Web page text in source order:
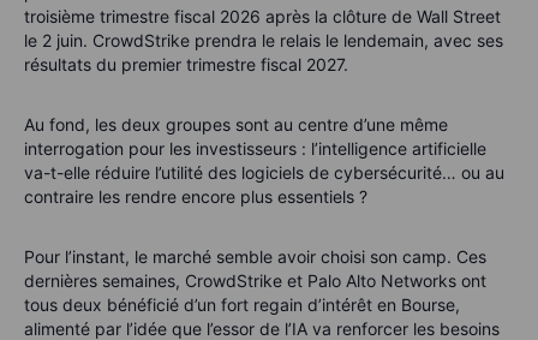
troisième trimestre fiscal 2026 après la clôture de Wall Street
le 2 juin. CrowdStrike prendra le relais le lendemain, avec ses
résultats du premier trimestre fiscal 2027.
Au fond, les deux groupes sont au centre d’une même
interrogation pour les investisseurs : l’intelligence artificielle
va-t-elle réduire l’utilité des logiciels de cybersécurité… ou au
contraire les rendre encore plus essentiels ?
Pour l’instant, le marché semble avoir choisi son camp. Ces
dernières semaines, CrowdStrike et Palo Alto Networks ont
tous deux bénéficié d’un fort regain d’intérêt en Bourse,
alimenté par l’idée que l’essor de l’IA va renforcer les besoins